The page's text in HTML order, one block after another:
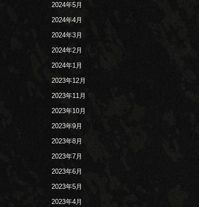
2024年5月
2024年4月
2024年3月
2024年2月
2024年1月
2023年12月
2023年11月
2023年10月
2023年9月
2023年8月
2023年7月
2023年6月
2023年5月
2023年4月